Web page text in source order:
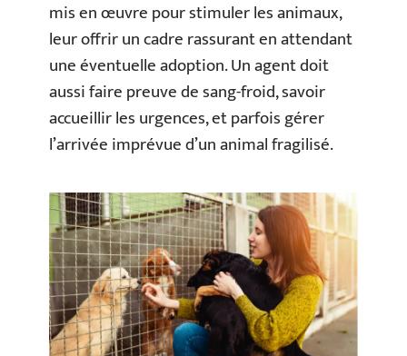
mis en œuvre pour stimuler les animaux,
leur offrir un cadre rassurant en attendant
une éventuelle adoption. Un agent doit
aussi faire preuve de sang-froid, savoir
accueillir les urgences, et parfois gérer
l’arrivée imprévue d’un animal fragilisé.